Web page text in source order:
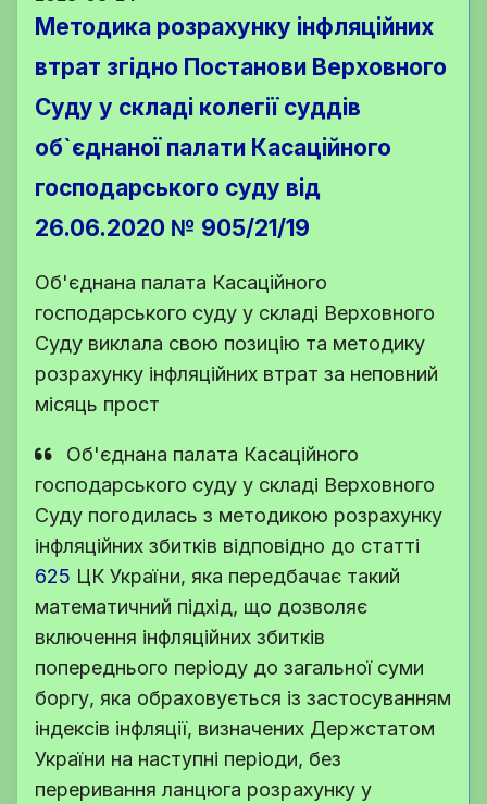
Методика розрахунку інфляційних
втрат згідно Постанови Верховного
Суду у складі колегії суддів
об`єднаної палати Касаційного
господарського суду від
26.06.2020 № 905/21/19
Об'єднана палата Касаційного
господарського суду у складі Верховного
Суду виклала свою позицію та методику
розрахунку інфляційних втрат за неповний
місяць прост
Об'єднана палата Касаційного
господарського суду у складі Верховного
Суду погодилась з методикою розрахунку
інфляційних збитків відповідно до статті
625 ЦК України, яка передбачає такий
математичний підхід, що дозволяє
включення інфляційних збитків
попереднього періоду до загальної суми
боргу, яка обраховується із застосуванням
індексів інфляції, визначених Держстатом
України на наступні періоди, без
переривання ланцюга розрахунку у